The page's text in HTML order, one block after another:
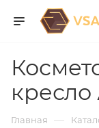
Главная —